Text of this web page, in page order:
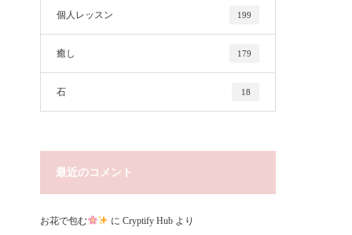
個人レッスン 199
癒し 179
石 18
最近のコメント
お花で包む にCryptify Hub より